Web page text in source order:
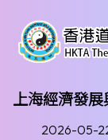
上海經濟發
2026-05-